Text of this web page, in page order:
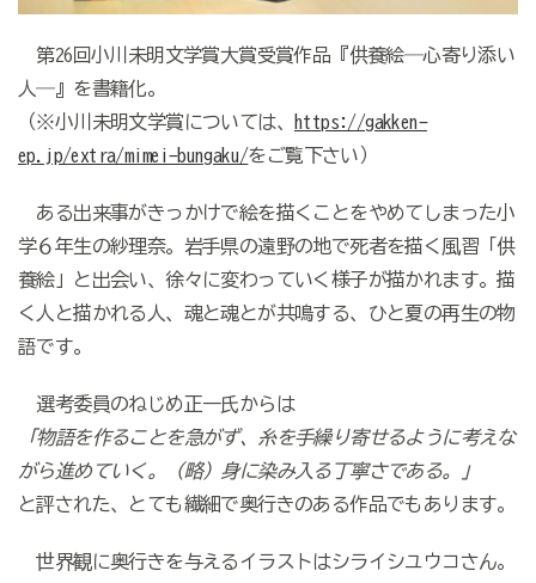
第26回小川未明文学賞大賞受賞作品『供養絵―心寄り添い
人―』を書籍化。
（※小川未明文学賞については、
https://gakken-
ep.jp/extra/mimei-bungaku/をご覧下さい）
ある出来事がきっかけで絵を描くことをやめてしまった小
学６年生の紗理奈。岩手県の遠野の地で死者を描く風習「供
養絵」と出会い、徐々に変わっていく様子が描かれます。描
く人と描かれる人、魂と魂とが共鳴する、ひと夏の再生の物
語です。
選考委員のねじめ正一氏からは
「物語を作ることを急がず、糸を手繰り寄せるように考えな
がら進めていく。（略）身に染み入る丁寧さである。」
と評された、とても繊細で奥行きのある作品でもあります。
世界観に奥行きを与えるイラストはシライシユウコさん。